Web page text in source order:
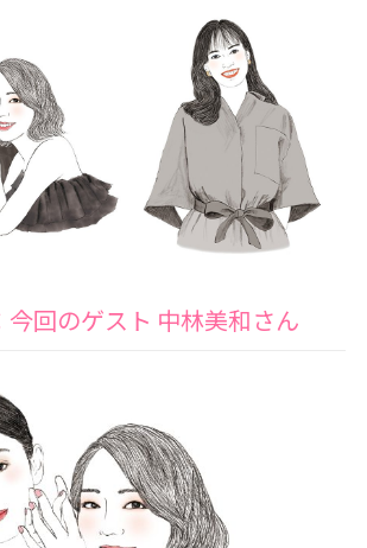
回のゲスト 中林美和さん